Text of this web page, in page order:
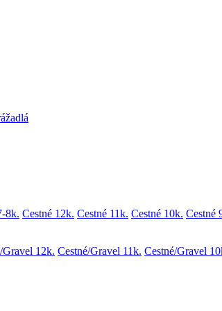
8k. Cestné 12k. Cestné 11k. Cestné 10k. Cestné
Gravel 12k. Cestné/Gravel 11k. Cestné/Gravel